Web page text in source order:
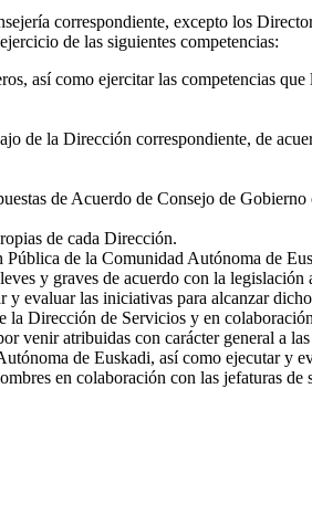
correspondiente, excepto los
de las siguientes competencias:
así como ejercitar las competencias que
de la Dirección correspondiente, de
de Acuerdo de Consejo de
de cada Dirección.
de la Comunidad Autónoma de
y graves de acuerdo con la
las iniciativas para alcanzar
Dirección de Servicios y en
venir atribuidas con carácter general a
de Euskadi, así como ejecutar y
en colaboración con las jefaturas